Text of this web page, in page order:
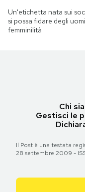
Un'etichetta nata sui
si possa fidare degli
femminilità
Chi
Gestisci le
Il Post è una testata
28 settembre 2009 -